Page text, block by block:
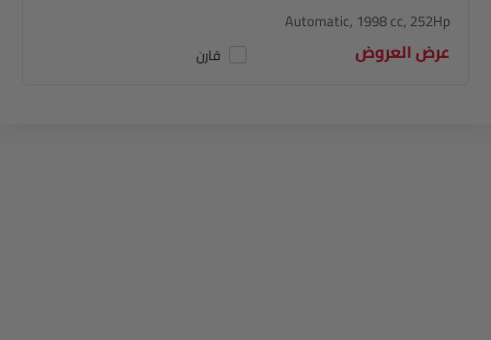
Automatic, 1998 cc, 252Hp
عرض العروض قارن